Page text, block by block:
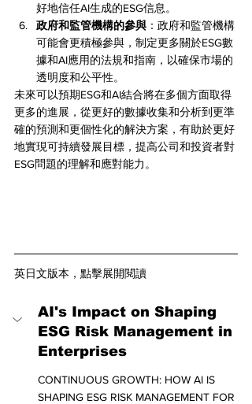
好地信任AI生成的ESG信息。
政府和監管機構的參與 ：政府和監管機構
可能會更積極參與，制定更多關於ESG數
據和AI應用的法規和指南，以確保市場的
透明度和公平性。
未來可以預期ESG和AI結合將在多個方面取得
更多的進展，從更好的數據收集和分析到更準
確的預測和更個性化的解決方案，有助於更好
地實現可持續發展目標，提高公司和投資者對
ESG問題的理解和應對能力。
英日文版本，點擊展開閱讀
AI's Impact on Shaping
ESG Risk Management in
Enterprises
CONTINUOUS GROWTH: HOW AI IS
SHAPING ESG RISK MANAGEMENT FOR